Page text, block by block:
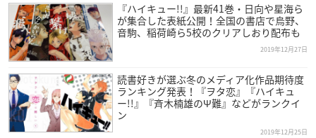
『ハイキュー!!』最新41巻・日向や星海ら
が集合した表紙公開！全国の書店で烏野、
音駒、稲荷崎ら5校のクリアしおり配布も
2019年12月27日
読書好きが選ぶ冬のメディア化作品期待度
ランキング発表！『ヲタ恋』『ハイキュ
ー!!』『斉木楠雄のΨ難』などがランクイ
ン
2019年12月25日